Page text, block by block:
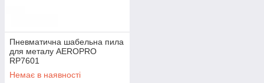
Пневматична шабельна пила
для металу AEROPRO
RP7601
Немає в наявності